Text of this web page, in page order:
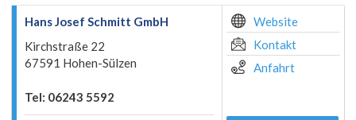
Hans Josef Schmitt GmbH
Kirchstraße 22
67591 Hohen-Sülzen
Tel: 06243 5592
Website
Kontakt
Anfahrt